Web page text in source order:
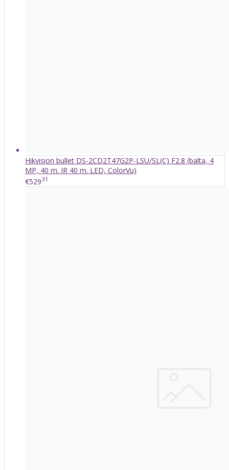
Hikvision bullet DS-2CD2T47G2P-LSU/SL(C) F2.8 (balta, 4
MP, 40 m. IR 40 m. LED, ColorVu)
€52931